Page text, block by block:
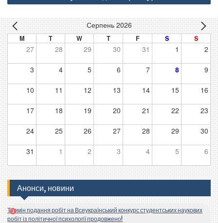
Серпень 2026
M T W T F S S
27 28 29 30 31 1 2
3 4 5 6 7 8 9
10 11 12 13 14 15 16
17 18 19 20 21 22 23
24 25 26 27 28 29 30
31 1 2 3 4 5 6
Анонси, новини
Термін подання робіт на Всеукраїнський конкурс студентських наукових
робіт із політичної психології продовжено!